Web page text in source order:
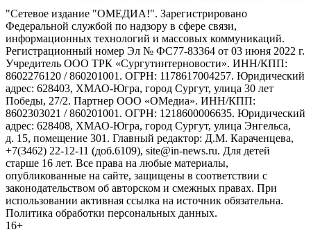
"Сетевое издание "ОМЕДИА!". Зарегистрировано
Федеральной службой по надзору в сфере связи,
информационных технологий и массовых коммуникаций.
Регистрационный номер Эл № ФС77-83364 от 03 июня 2022 г.
Учредитель ООО ТРК «Сургутинтерновости». ИНН/КПП:
8602276120 / 860201001. ОГРН: 1178617004257. Юридический
адрес: 628403, ХМАО-Югра, город Сургут, улица 30 лет
Победы, 27/2. Партнер ООО «ОМедиа». ИНН/КПП:
8602303021 / 860201001. ОГРН: 1218600006635. Юридический
адрес: 628408, ХМАО-Югра, город Сургут, улица Энгельса,
д. 15, помещение 301. Главный редактор: Д.М. Караченцева,
+7(3462) 22-12-11 (доб.6109), site@in-news.ru. Для детей
старше 16 лет. Все права на любые материалы,
опубликованные на сайте, защищены в соответствии с
законодательством об авторском и смежных правах. При
использовании активная ссылка на источник обязательна.
Политика обработки персональных данных.
16+